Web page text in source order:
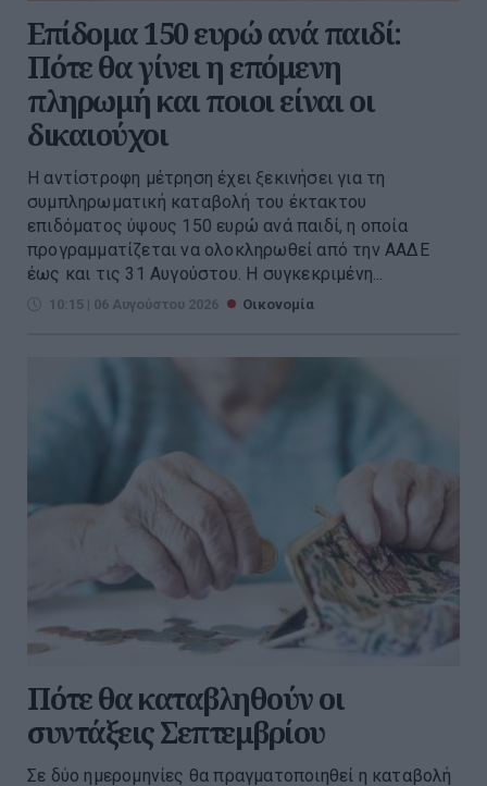
Επίδομα 150 ευρώ ανά παιδί:
Πότε θα γίνει η επόμενη
πληρωμή και ποιοι είναι οι
δικαιούχοι
Η αντίστροφη μέτρηση έχει ξεκινήσει για τη
συμπληρωματική καταβολή του έκτακτου
επιδόματος ύψους 150 ευρώ ανά παιδί, η οποία
προγραμματίζεται να ολοκληρωθεί από την ΑΑΔΕ
έως και τις 31 Αυγούστου. Η συγκεκριμένη...
10:15 | 06 Αυγούστου 2026 Οικονομία
Πότε θα καταβληθούν οι
συντάξεις Σεπτεμβρίου
Σε δύο ημερομηνίες θα πραγματοποιηθεί η καταβολή